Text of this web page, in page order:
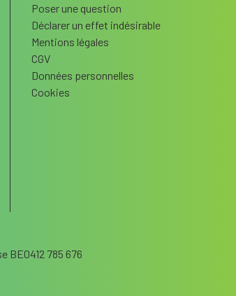
Poser une question
Déclarer un effet indésirable
Mentions légales
CGV
Données personnelles
Cookies
BE0412 785 676